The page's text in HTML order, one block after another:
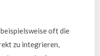
oft die
zu integrieren,